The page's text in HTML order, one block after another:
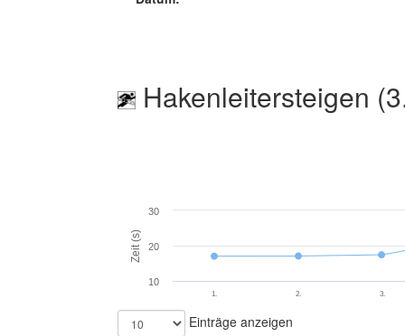
Hakenleitersteigen
Zeit (s)
1. 2. 3.
10
20
30
Einträge anzeigen